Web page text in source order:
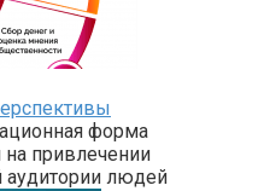
форма
на привлечении
аудитории людей